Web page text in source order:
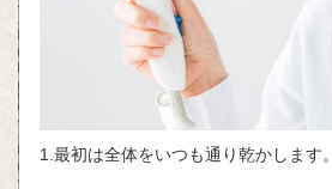
1.最初は全体をいつも通り乾かします。